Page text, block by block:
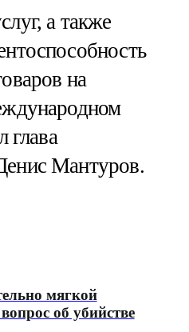
а также
на
глава
Мантуров.
мягкой
об убийстве